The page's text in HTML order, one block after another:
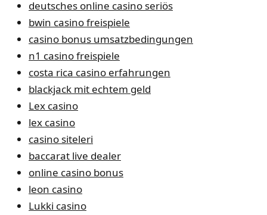
deutsches online casino seriös
bwin casino freispiele
casino bonus umsatzbedingungen
n1 casino freispiele
costa rica casino erfahrungen
blackjack mit echtem geld
Lex casino
lex casino
casino siteleri
baccarat live dealer
online casino bonus
leon casino
Lukki casino